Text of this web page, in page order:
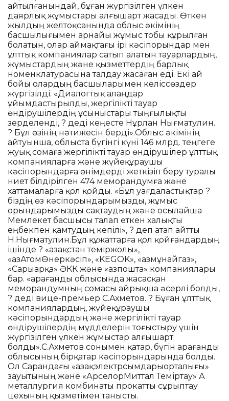
айтылғанындай, бұған жүргізілген үлкен
даярлық жұмыстары алғышарт жасады. Өткен
жылдың желтоқсанында облыс әкімінің
басшылығымен арнайы жұмыс тобы құрылған
болатын, олар аймақтағы ірі кәсіпорындар мен
ұлттық компаниялар сатып алатын тауарлардың,
жұмыстардың және қызметтердің барлық
номенклатурасына талдау жасаған еді. Екі ай
бойы олардың басшыларымен келіссөздер
жүргізілді. «Диалогтық алаңдар
ұйымдастырылды, жергілікті тауар
өндірушілердің ұсыныстары тыңғылықты
зерделенді, ? деді кеңесте Нұрлан Нығматулин.
? Бұл өзінің нәтижесін берді».Облыс әкімінің
айтуынша, облыста бүгінгі күні 146 млрд. теңгеге
жуық сомаға жергілікті тауар өндірушілер ұлттық
компанияларға және жүйеқұраушы
кәсіпорындарға өнімдерді жеткізіп беру туралы
ниет білдірілген 474 меморандумға және
хаттамаларға қол қойды. «Бұл уағдаластықтар ?
біздің өз кәсіпорындарымызды, жұмыс
орындарымызды сақтаудың және осылайша
Мемлекет басшысы талап еткен халықты
еңбекпен қамтудың кепілі», ? деп атап айтты
Н.Нығматулин.Бұл құжаттарға қол қойғандардың
ішінде ? «Қазақстан теміржолы»,
«ҚазАтомӨнеркәсіп», «KEGOK», «Қазмұнайгаз»,
«Сарыарқа» ӘКК және «Қазпошта» компаниялары
бар. «Қарағанды облысында жасасқан
меморандумның сомасы айрықша әсерлі болды,
? деді вице-премьер С.Ахметов. ? Бұған ұлттық
компаниялардың, жүйеқұраушы
кәсіпорындардың және жергілікті тауар
өндірушілердің мүдделерін тоғыстыру үшін
жүргізілген үлкен жұмыстар алғышарт
болды».С.Ахметов сонымен қатар, бүгін Қарағанды
облысының бірқатар кәсіпорындарында болды.
Ол Сарандағы «Қазақэлектрсымдарыорталығы»
зауытының және «АрселорМиттал Теміртау» АҚ
металлургия комбинаты прокатты сұрыптау
цехының қызметімен танысты.